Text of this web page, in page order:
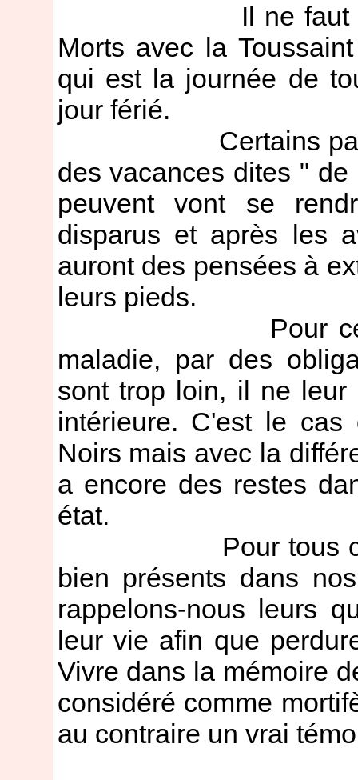
Il ne faut pas
Morts avec la
qui est la journée de
jour férié.
Certains pays,
des vacances dites "
peuvent vont se
disparus et après les
auront des pensées à
leurs pieds.
Pour ceux qui
maladie, par des
sont trop loin, il ne
intérieure. C'est le
Noirs mais avec la
a encore des restes
état.
Pour tous ces
bien présents dans
rappelons-nous leurs
leur vie afin que
Vivre dans la mémoire
considéré comme
au contraire un vrai